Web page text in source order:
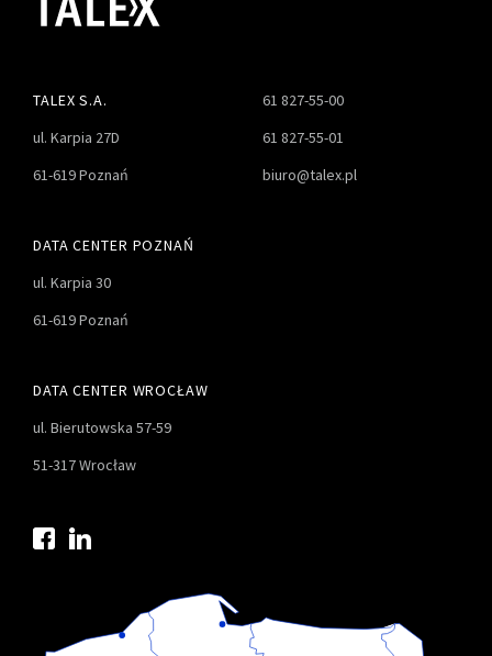
TALEX S.A.
ul. Karpia 27D
61-619 Poznań
61 827-55-00
61 827-55-01
biuro@talex.pl
DATA CENTER POZNAŃ
ul. Karpia 30
61-619 Poznań
DATA CENTER WROCŁAW
ul. Bierutowska 57-59
51-317 Wrocław